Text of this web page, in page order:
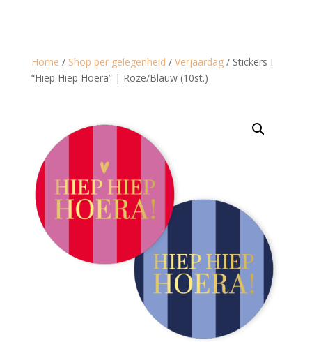
Home / Shop per gelegenheid / Verjaardag/ Stickers I
“Hiep Hiep Hoera” | Roze/Blauw (10st.)